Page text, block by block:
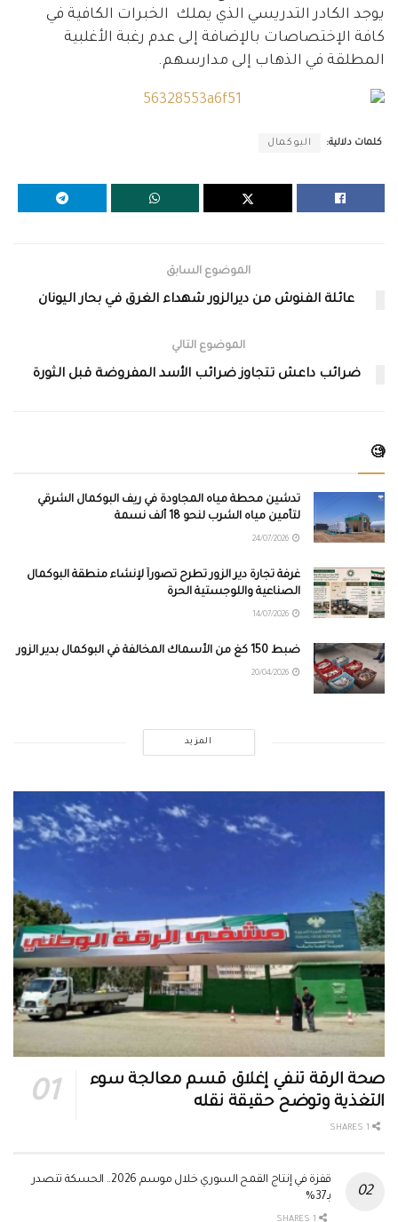
يوجد الكادر التدريسي الذي يملك الخبرات الكافية في
كافة الإختصاصات بالإضافة إلى عدم رغبة الأغلبية
المطلقة في الذهاب إلى مدارسهم.
كلمات دلالية: البوكمال
الموضوع السابق
عائلة الفنوش من ديرالزور شهداء الغرق في بحار اليونان
الموضوع التالي
ضرائب داعش تتجاوز ضرائب الأسد المفروضة قبل الثورة
🧐
تدشين محطة مياه المجاودة في ريف البوكمال الشرقي
لتأمين مياه الشرب لنحو 18 ألف نسمة
غرفة تجارة دير الزور تطرح تصوراً لإنشاء منطقة البوكمال
الصناعية واللوجستية الحرة
ضبط 150 كغ من الأسماك المخالفة في البوكمال بدير الزور
المزيد
صحة الرقة تنفي إغلاق قسم معالجة سوء
التغذية وتوضح حقيقة نقله
قفزة في إنتاج القمح السوري خلال موسم 2026.. الحسكة تتصدر
بـ37%